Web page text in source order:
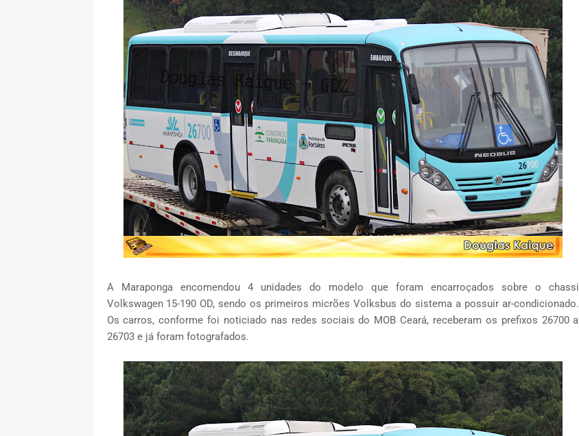
A Maraponga encomendou 4 unidades do modelo que foram encarroçados sobre o chassi
Volkswagen 15-190 OD, sendo os primeiros micrões Volksbus do sistema a possuir ar-condicionado.
Os carros, conforme foi noticiado nas redes sociais do MOB Ceará, receberam os prefixos 26700 a
26703 e já foram fotografados.